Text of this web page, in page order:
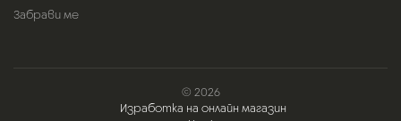
Забрави ме
© 2026
Изработка на онлайн магазин